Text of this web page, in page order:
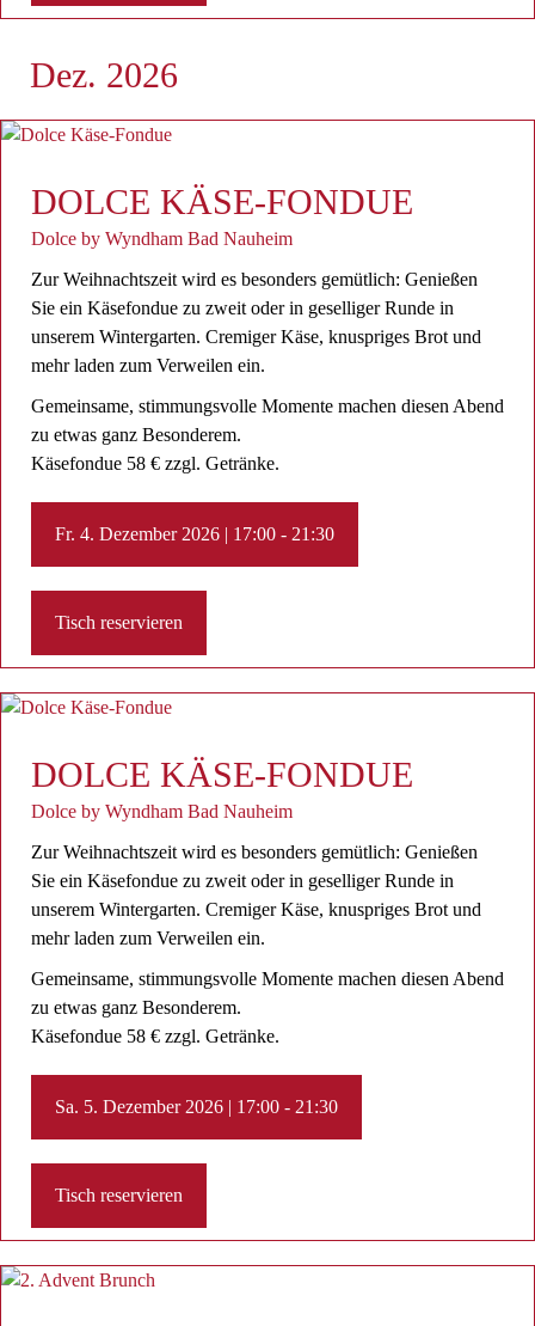
Dez. 2026
DOLCE KÄSE-FONDUE
Dolce by Wyndham Bad Nauheim
Zur Weihnachtszeit wird es besonders gemütlich: Genießen
Sie ein Käsefondue zu zweit oder in geselliger Runde in
unserem Wintergarten. Cremiger Käse, knuspriges Brot und
mehr laden zum Verweilen ein.
Gemeinsame, stimmungsvolle Momente machen diesen Abend
zu etwas ganz Besonderem.
Käsefondue 58 € zzgl. Getränke.
Fr. 4. Dezember 2026 | 17:00 - 21:30
Tisch reservieren
DOLCE KÄSE-FONDUE
Dolce by Wyndham Bad Nauheim
Zur Weihnachtszeit wird es besonders gemütlich: Genießen
Sie ein Käsefondue zu zweit oder in geselliger Runde in
unserem Wintergarten. Cremiger Käse, knuspriges Brot und
mehr laden zum Verweilen ein.
Gemeinsame, stimmungsvolle Momente machen diesen Abend
zu etwas ganz Besonderem.
Käsefondue 58 € zzgl. Getränke.
Sa. 5. Dezember 2026 | 17:00 - 21:30
Tisch reservieren